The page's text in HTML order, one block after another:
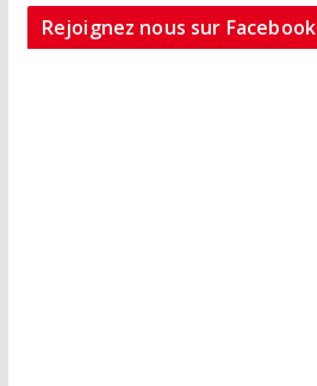
Rejoignez nous sur Facebook